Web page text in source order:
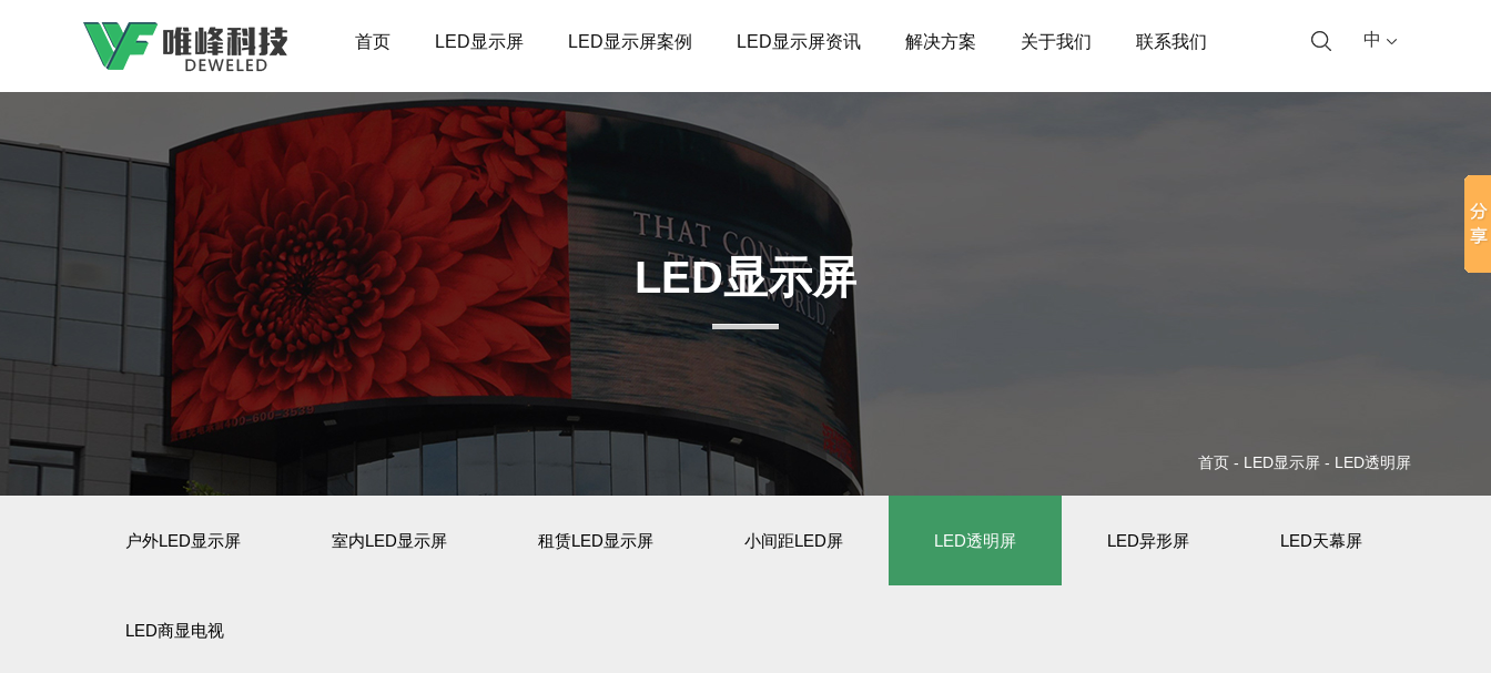
首页 LED显示屏 LED显示屏案例 LED显示屏资讯 解决方案 关于我们 联系我们 中
LED显示屏
首页 - LED显示屏 - LED透明屏
户外LED显示屏 室内LED显示屏 租赁LED显示屏 小间距LED屏 LED透明屏 LED异形屏 LED天幕屏
LED商显电视